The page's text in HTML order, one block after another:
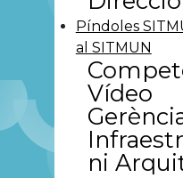
Píndoles
al SITMUN
Vídeo
ni